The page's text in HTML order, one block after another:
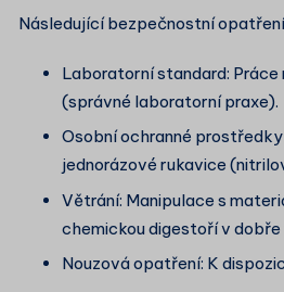
Následující bezpečnostní
Laboratorní standard:
(správné laboratorní praxe).
Osobní ochranné
jednorázové rukavice
Větrání: Manipulace s
chemickou digestoří v
Nouzová opatření: K